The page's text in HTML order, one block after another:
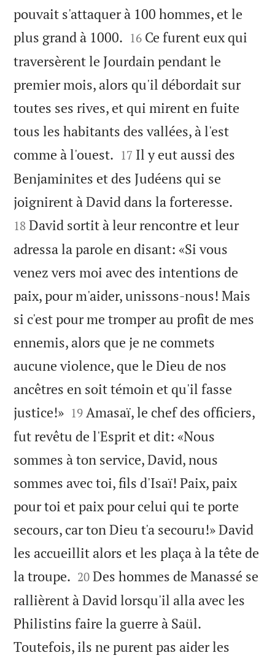
pouvait s'attaquer à 100 hommes, et le
plus grand à 1000. 

16 Ce furent eux qui
traversèrent le Jourdain pendant le
premier mois, alors qu'il débordait sur
toutes ses rives, et qui mirent en fuite
tous les habitants des vallées, à l'est
comme à l'ouest. 

17 Il y eut aussi des
Benjaminites et des Judéens qui se
joignirent à David dans la forteresse.
18 David sortit à leur rencontre et leur
adressa la parole en disant: «Si vous
venez vers moi avec des intentions de
paix, pour m'aider, unissons-nous! Mais
si c'est pour me tromper au profit de mes
ennemis, alors que je ne commets
aucune violence, que le Dieu de nos
ancêtres en soit témoin et qu'il fasse
justice!»
19 Amasaï, le chef des officiers,
fut revêtu de l'Esprit et dit: «Nous
sommes à ton service, David, nous
sommes avec toi, fils d'Isaï! Paix, paix
pour toi et paix pour celui qui te porte
secours, car ton Dieu t'a secouru!» David
les accueillit alors et les plaça à la tête de
la troupe. 

20 Des hommes de Manassé se
rallièrent à David lorsqu'il alla avec les
Philistins faire la guerre à Saül.
Toutefois, ils ne purent pas aider les